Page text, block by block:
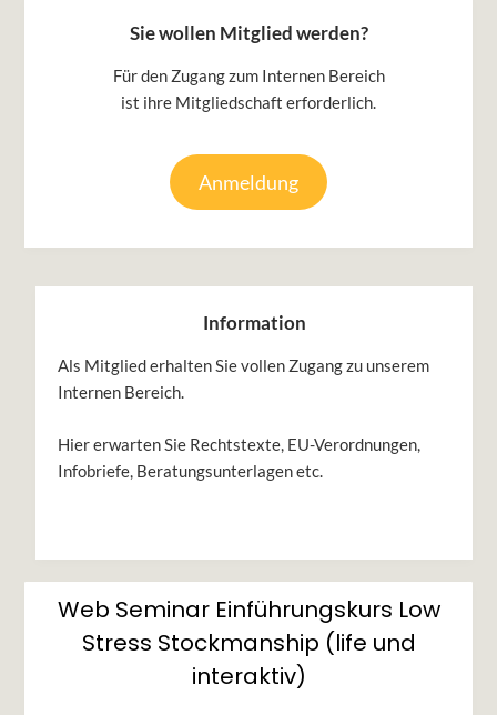
Sie wollen Mitglied werden?
Für den Zugang zum Internen Bereich
ist ihre Mitgliedschaft erforderlich.
Anmeldung
Information
Als Mitglied erhalten Sie vollen Zugang zu unserem
Internen Bereich.
Hier erwarten Sie Rechtstexte, EU-Verordnungen,
Infobriefe, Beratungsunterlagen etc.
Web Seminar Einführungskurs Low
Stress Stockmanship (life und
interaktiv)